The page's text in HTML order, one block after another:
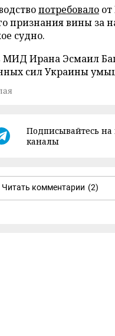
потребовало
признания вины за
судно.
МИД Ирана Эсмаил
сил Украины
Подписывайтесь
каналы
Читать комментарии (2)